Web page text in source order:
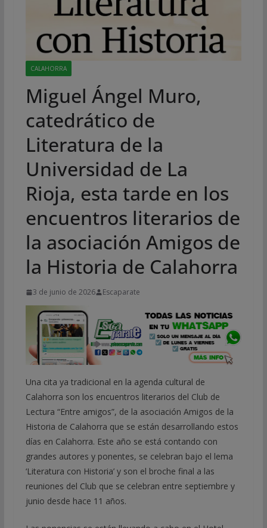
CALAHORRA
Miguel Ángel Muro,
catedrático de
Literatura de la
Universidad de La
Rioja, esta tarde en los
encuentros literarios de
la asociación Amigos de
la Historia de Calahorra
3 de junio de 2026 Escaparate
Una cita ya tradicional en la agenda cultural de
Calahorra son los encuentros literarios del Club de
Lectura “Entre amigos”, de la asociación Amigos de la
Historia de Calahorra que se están desarrollando estos
días en Calahorra. Este año se está contando con
grandes autores y ponentes, se celebran bajo el lema
‘Literatura con Historia’ y son el broche final a las
reuniones del Club que se celebran entre septiembre y
junio desde hace 11 años.